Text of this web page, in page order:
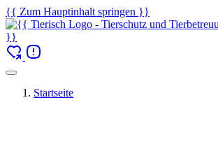
{{ Zum Hauptinhalt springen }}
Startseite